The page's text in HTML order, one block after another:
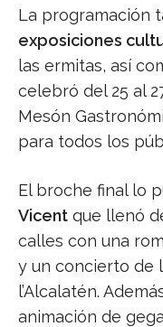
La programación
exposiciones
las ermitas, así
celebró del 25 al
Mesón
para todos los
El broche final lo
Vicent que llenó
calles con una
y un concierto de
l’Alcalatén.
animación de